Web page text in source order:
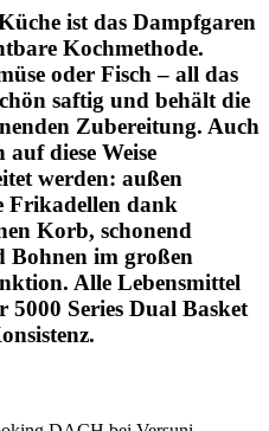
ist das Dampfgaren
Kochmethode.
oder Fisch – all das
saftig und behält die
Zubereitung. Auch
diese Weise
werden: außen
Frikadellen dank
Korb, schonend
Bohnen im großen
Alle Lebensmittel
Series Dual Basket